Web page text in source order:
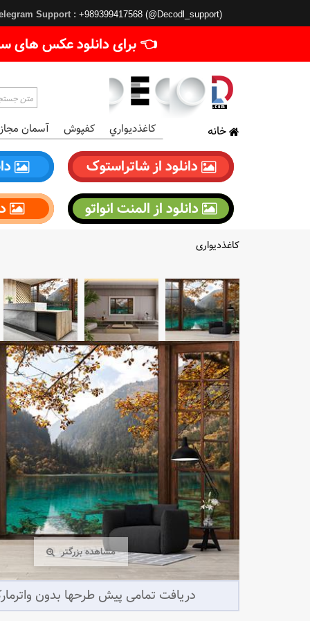
Support : +989399417568 (@Decodl_support)
👈 برای دانلود عکس های
خانه کاغذديواري کفپوش آسمان
دانلود از شاتراستوک
دانلود از المنت انواتو
کاغذدیواری
مشاهده بزرگتر